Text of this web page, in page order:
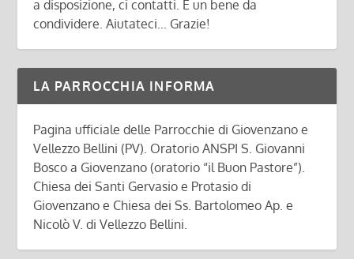
a disposizione, ci contatti. È un bene da
condividere. Aiutateci... Grazie!
LA PARROCCHIA INFORMA
Pagina ufficiale delle Parrocchie di Giovenzano e
Vellezzo Bellini (PV). Oratorio ANSPI S. Giovanni
Bosco a Giovenzano (oratorio “il Buon Pastore”).
Chiesa dei Santi Gervasio e Protasio di
Giovenzano e Chiesa dei Ss. Bartolomeo Ap. e
Nicolò V. di Vellezzo Bellini.